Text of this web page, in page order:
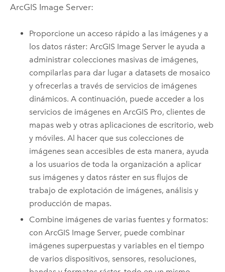
ArcGIS Image Server:
Proporcione un acceso rápido a las imágenes y a
los datos ráster:ArcGIS Image Server le ayuda a
administrar colecciones masivas de imágenes,
compilarlas para dar lugar a datasets de mosaico
y ofrecerlas a través de servicios de imágenes
dinámicos. A continuación, puede acceder a los
servicios de imágenes enArcGIS Pro, clientes de
mapas web y otras aplicaciones de escritorio, web
y móviles. Al hacer que sus colecciones de
imágenes sean accesibles de esta manera, ayuda
a los usuarios de toda la organización a aplicar
sus imágenes y datos ráster en sus flujos de
trabajo de explotación de imágenes, análisis y
producción de mapas.
Combine imágenes de varias fuentes y formatos:
conArcGIS Image Server, puede combinar
imágenes superpuestas y variables en el tiempo
de varios dispositivos, sensores, resoluciones,